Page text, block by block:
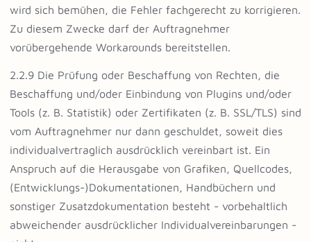
wird sich bemühen, die Fehler fachgerecht zu korrigieren.
Zu diesem Zwecke darf der Auftragnehmer
vorübergehende Workarounds bereitstellen.
2.2.9 Die Prüfung oder Beschaffung von Rechten, die
Beschaffung und/oder Einbindung von Plugins und/oder
Tools (z. B. Statistik) oder Zertifikaten (z. B. SSL/TLS) sind
vom Auftragnehmer nur dann geschuldet, soweit dies
individualvertraglich ausdrücklich vereinbart ist. Ein
Anspruch auf die Herausgabe von Grafiken, Quellcodes,
(Entwicklungs-)Dokumentationen, Handbüchern und
sonstiger Zusatzdokumentation besteht - vorbehaltlich
abweichender ausdrücklicher Individualvereinbarungen -